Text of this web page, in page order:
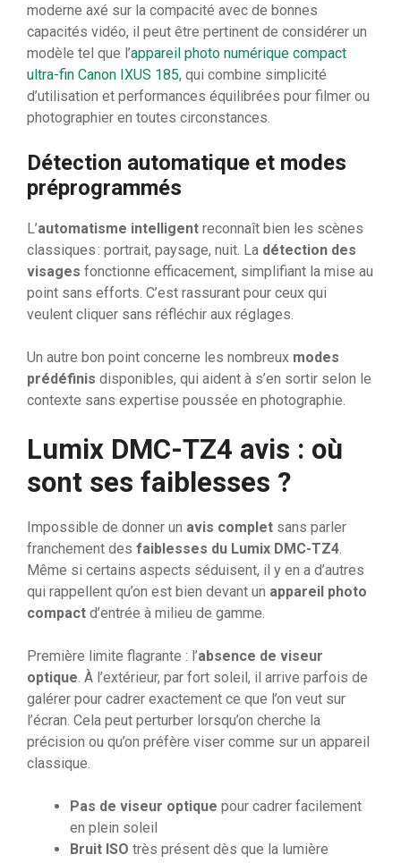
moderne axé sur la compacité avec de bonnes
capacités vidéo, il peut être pertinent de considérer un
modèle tel que l’appareil photo numérique compact
ultra-fin Canon IXUS 185, qui combine simplicité
d’utilisation et performances équilibrées pour filmer ou
photographier en toutes circonstances.
Détection automatique et modes
préprogrammés
L’automatisme intelligent reconnaît bien les scènes
classiques : portrait, paysage, nuit. La détection des
visages fonctionne efficacement, simplifiant la mise au
point sans efforts. C’est rassurant pour ceux qui
veulent cliquer sans réfléchir aux réglages.
Un autre bon point concerne les nombreux modes
prédéfinis disponibles, qui aident à s’en sortir selon le
contexte sans expertise poussée en photographie.
Lumix DMC-TZ4 avis : où
sont ses faiblesses ?
Impossible de donner un avis complet sans parler
franchement des faiblesses du Lumix DMC-TZ4
Même si certains aspects séduisent, il y en a d’autres
qui rappellent qu’on est bien devant un appareil photo
compact d’entrée à milieu de gamme.
Première limite flagrante : l’absence de viseur
optique . À l’extérieur, par fort soleil, il arrive parfois de
galérer pour cadrer exactement ce que l’on veut sur
l’écran. Cela peut perturber lorsqu’on cherche la
précision ou qu’on préfère viser comme sur un appareil
classique.
Pas de viseur optique pour cadrer facilement
en plein soleil
Bruit ISO très présent dès que la lumière